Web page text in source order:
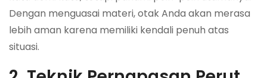
Dengan menguasai materi, otak Anda akan merasa
lebih aman karena memiliki kendali penuh atas
situasi.